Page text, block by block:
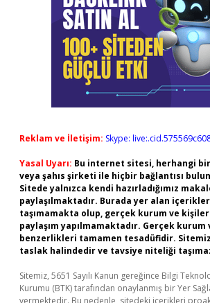
Reklam ve İletişim: Skype:
Yasal Uyarı: Bu internet sitesi, herhangi
veya şahıs şirketi ile hiçbir bağlantısı
Sitede yalnızca kendi hazırladığımız
paylaşılmaktadır. Burada yer alan
taşımamakta olup, gerçek kurum ve kişiler
paylaşım yapılmamaktadır. Gerçek
benzerlikleri tamamen tesadüfidir.
taslak halindedir ve tavsiye niteliği
Sitemiz, 5651 Sayılı Kanun gereğince Bilgi
Kurumu (BTK) tarafından onaylanmış bir Yer
vermektedir. Bu nedenle, sitedeki içerikleri